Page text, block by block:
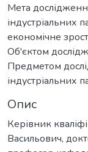
Мета
індустріальних
економічне
Об'єктом
Предметом
індустріальних
Опис
Керівник
Васильович,